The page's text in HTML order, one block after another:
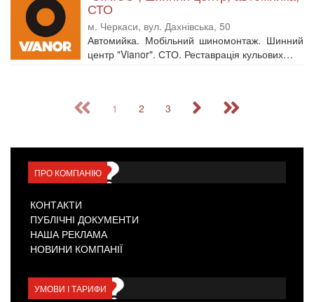
СТО
м. Черкаси, вул. Дахнівська, 50
Автомийка. Мобільний шиномонтаж. Шинний
центр "Vianor". СТО. Реставрація кульових…
1 2 3
ПРО КОМПАНІЮ
КОНТАКТИ
ПУБЛІЧНІ ДОКУМЕНТИ
НАША РЕКЛАМА
НОВИНИ КОМПАНІЇ
УМОВИ І ТАРИФИ